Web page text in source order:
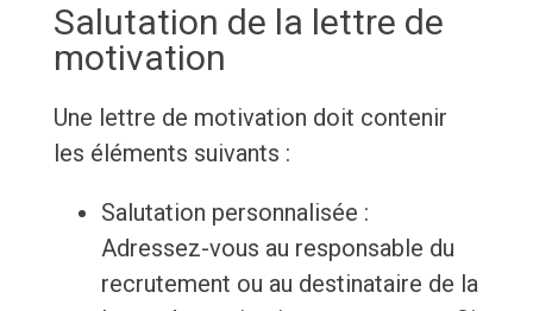
Salutation de la lettre de
motivation
Une lettre de motivation doit contenir
les éléments suivants :
Salutation personnalisée :
Adressez-vous au responsable du
recrutement ou au destinataire de la